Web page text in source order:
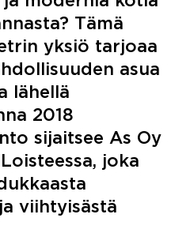
Tämä
yksiö tarjoaa
asua
lähellä
2018
sijaitsee As Oy
joka
viihtyisästä